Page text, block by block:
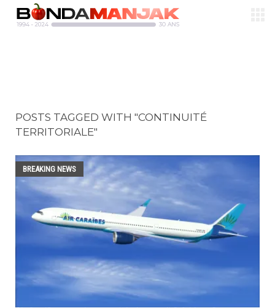
POSTS TAGGED WITH "CONTINUITÉ
TERRITORIALE"
BREAKING NEWS